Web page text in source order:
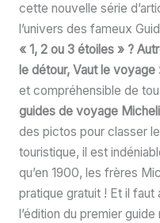
cette nouvelle série
l’univers des fameux
« 1, 2 ou 3 étoiles » ?
le détour, Vaut le voyage
et compréhensible de
guides de voyage
des pictos pour classer le
touristique, il est
qu’en 1900, les frères
pratique gratuit ! Et il
l’édition du premier guide